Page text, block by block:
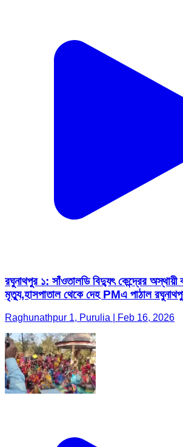
রঘুনাথপুর ১: সাঁওতালডি বিদ্যুৎ কেন্দ্রের অস্থায়ী
মৃত্যু,হাসপাতাল থেকে দেহ PMএ পাঠাল
Raghunathpur 1, Purulia | Feb 16, 2026